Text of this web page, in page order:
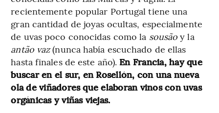
recientemente popular Portugal tiene una
gran cantidad de joyas ocultas, especialmente
de uvas poco conocidas como la sousãoy la
antão vaz(nunca había escuchado de ellas
hasta finales de este año). En Francia, hay que
buscar en el sur, en Rosellón, con una nueva
ola de viñadores que elaboran vinos con uvas
orgánicas y viñas viejas.